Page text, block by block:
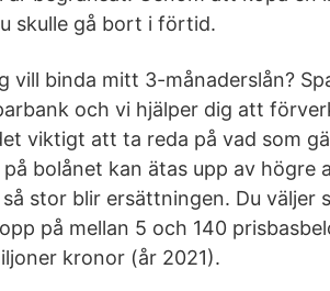
skulle gå bort i förtid.
vill binda mitt 3-månaderslån?
och vi hjälper dig att
viktigt att ta reda på vad som
bolånet kan ätas upp av högre
stor blir ersättningen. Du väljer
på mellan 5 och 140
kronor (år 2021).